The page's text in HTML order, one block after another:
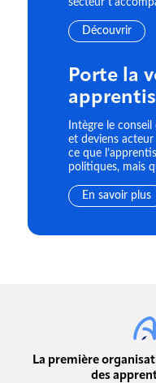
secteur
Découvrir
Porte la
Intègre le
et deviens
ce que
politiques, mais
En savoir plus
La première
des